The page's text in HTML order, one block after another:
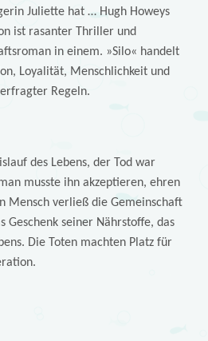
Juliette hat … Hugh Howeys
ist rasanter Thriller und
in einem. »Silo« handelt
Loyalität, Menschlichkeit und
Regeln.
des Lebens, der Tod war
musste ihn akzeptieren, ehren
Mensch verließ die Gemeinschaft
Geschenk seiner Nährstoffe, das
Die Toten machten Platz für